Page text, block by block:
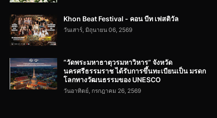
Khon Beat Festival - คอน บีท เฟสติวัล
วันเสาร์, มิถุนายน 06, 2569
“วัดพระมหาธาตุวรมหาวิหาร” จังหวัด
นครศรีธรรมราช ได้รับการขึ้นทะเบียนเป็น มรดก
โลกทางวัฒนธรรมของ UNESCO
วันอาทิตย์, กรกฎาคม 26, 2569